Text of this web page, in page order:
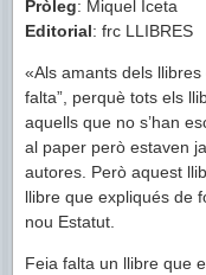
Pròleg: Miquel Iceta
Editorial: frc LLIBRES
«Als amants dels
falta”, perquè tots els
aquells que no s’han
al paper però estaven
autores. Però aquest
llibre que expliqués de
nou Estatut.
Feia falta un llibre que